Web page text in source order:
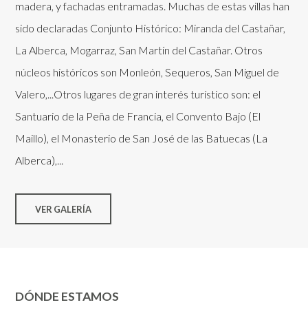
madera, y fachadas entramadas. Muchas de estas villas han
sido declaradas Conjunto Histórico: Miranda del Castañar,
La Alberca, Mogarraz, San Martín del Castañar. Otros
núcleos históricos son Monleón, Sequeros, San Miguel de
Valero,...Otros lugares de gran interés turístico son: el
Santuario de la Peña de Francia, el Convento Bajo (El
Maillo), el Monasterio de San José de las Batuecas (La
Alberca),...
VER GALERÍA
DÓNDE ESTAMOS